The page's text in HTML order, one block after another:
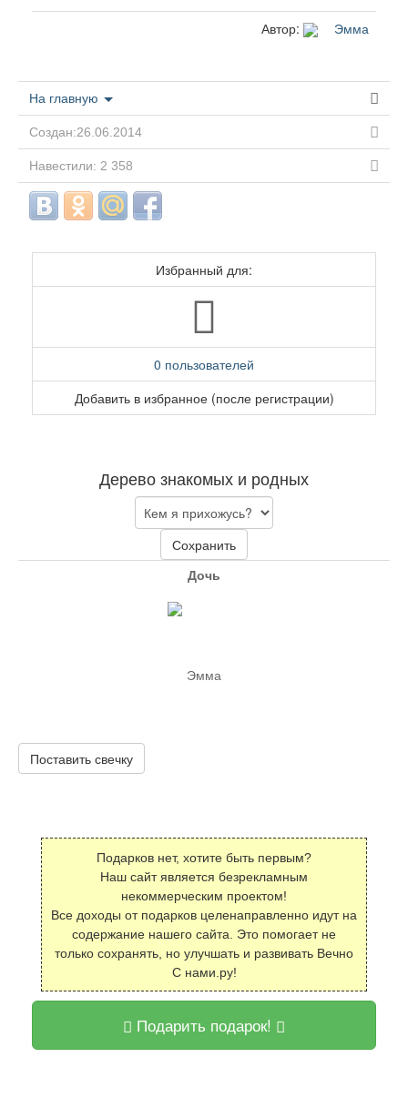
Автор: Эмма
На главную
Создан:26.06.2014
Навестили: 2 358
Избранный для:
0 пользователей
Добавить в избранное (после регистрации)
Дерево знакомых и родных
Сохранить
Дочь
Эмма
Поставить свечку
Подарков нет, хотите быть первым?
Наш сайт является безрекламным
некоммерческим проектом!
Все доходы от подарков целенаправленно идут на
содержание нашего сайта. Это помогает не
только сохранять, но улучшать и развивать Вечно
С нами.ру!
Подарить подарок!